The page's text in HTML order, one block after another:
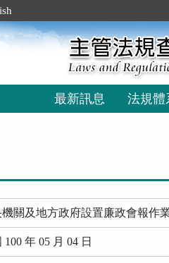
最新訊息 法規體
機關及地方政府設置廉政會報作
100 年 05 月 04 日